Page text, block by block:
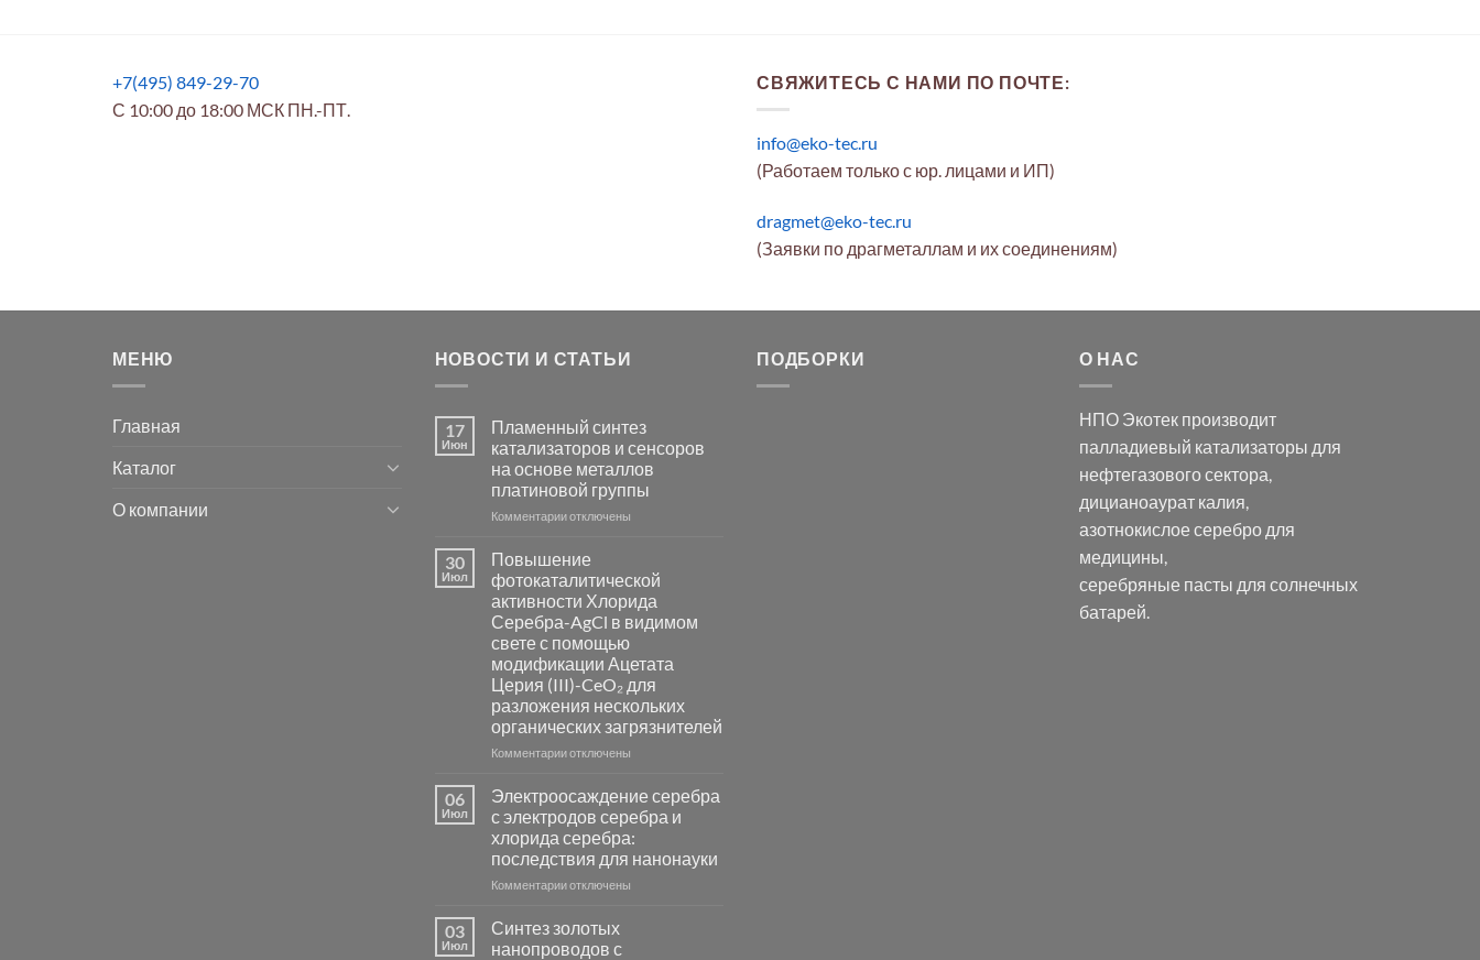
+7(495) 849-29-70
С 10:00 до 18:00 МСК ПН.-ПТ.
СВЯЖИТЕСЬ С НАМИ ПО ПОЧТЕ:
info@eko-tec.ru
(Работаем только с юр. лицами и ИП)
dragmet@eko-tec.ru
(Заявки по драгметаллам и их соединениям)
МЕНЮ
Главная
Каталог
О компании
НОВОСТИ И СТАТЬИ
17
Июн
Пламенный синтез
катализаторов и сенсоров
на основе металлов
платиновой группы
Комментариик
синтез
катализаторов
и
сенсоров
на
основе
металлов
платиновой
группы
отключены
30
Июл
Повышение
фотокаталитической
активности Хлорида
Серебра-AgCl в видимом
свете с помощью
модификации Ацетата
Церия (III)-CeO₂ для
разложения нескольких
органических загрязнителей
Комментариик
фотокаталитической
активности
Хлорида
Серебра-
AgCl
свете
с
отключены
06
Июл
Электроосаждение серебра
с электродов серебра и
хлорида серебра:
последствия для нанонауки
Комментариик
серебра
отключены
03
Июл
Синтез золотых
нанопроводов с
ПОДБОРКИ О НАС
НПО Экотек производит
палладиевый катализаторы для
нефтегазового сектора,
дицианоаурат калия,
азотнокислое серебродля
медицины,
серебряные пасты для солнечных
батарей.